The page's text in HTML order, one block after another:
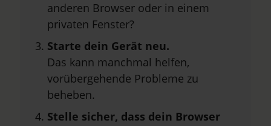
anderen Browser oder in einem
privaten Fenster?
Starte dein Gerät neu.
Das kann manchmal helfen,
vorübergehende Probleme zu
beheben.
Stelle sicher, dass dein Browser